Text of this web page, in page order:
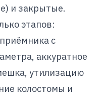
и закрытые.
этапов:
с
аккуратное
утилизацию
колостомы и